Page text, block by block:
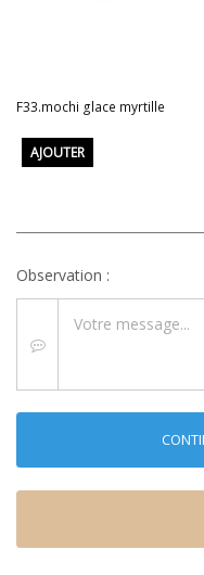
F33.mochi glace myrtille
AJOUTER
Observation :